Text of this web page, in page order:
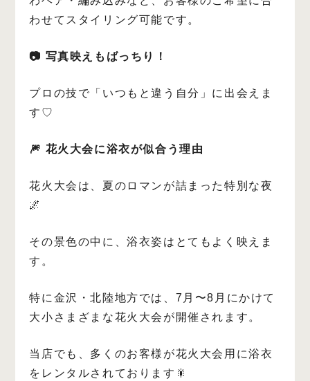
わせてスタイリング可能です。
📷 写真映えもばっちり！
プロの技で「いつもと違う自分」に出会えま
す♡
🎆 花火大会に浴衣が似合う理由
花火大会は、夏のロマンが詰まった特別な夜
🌌
その景色の中に、浴衣姿はとてもよく映えま
す。
特に金沢・北陸地方では、7月〜8月にかけて
大小さまざまな花火大会が開催されます。
当店でも、多くのお客様が花火大会用に浴衣
をレンタルされております🎇